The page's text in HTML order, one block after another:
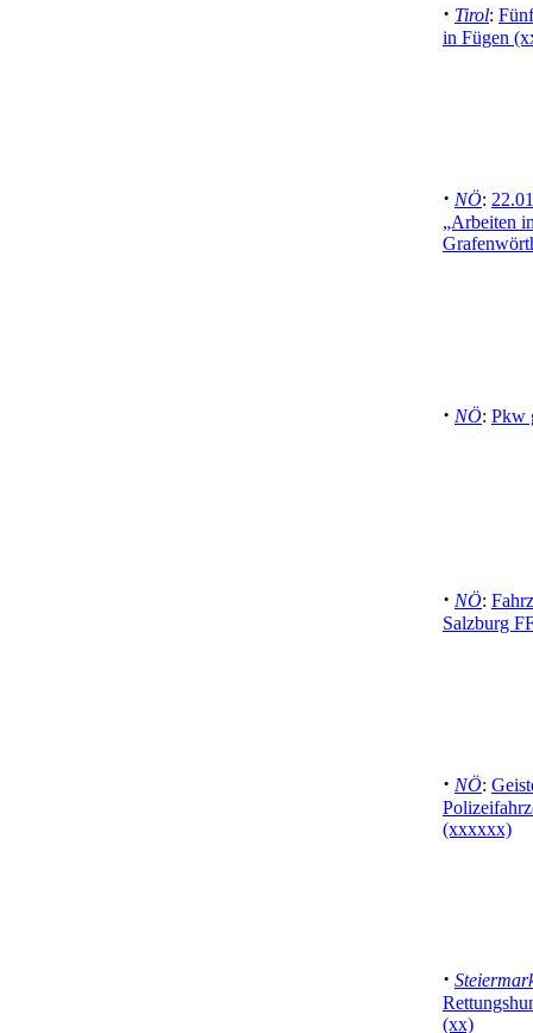
· Tirol:
in Fügen
· NÖ:
„Arbeiten
· NÖ: Pkw
· NÖ:
Salzburg
· NÖ:
(xxxxxx)
·
(xx)